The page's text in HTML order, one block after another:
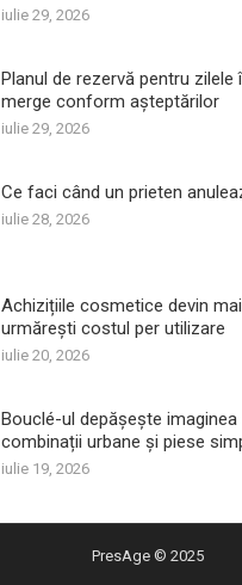
iulie 29, 2026
Planul de rezervă pentru zilele
merge conform așteptărilor
iulie 29, 2026
Ce faci când un prieten
iulie 28, 2026
Achizițiile cosmetice devin
urmărești costul per utilizare
iulie 20, 2026
Bouclé-ul depășește imaginea
combinații urbane și piese
iulie 19, 2026
PresAge © 2025